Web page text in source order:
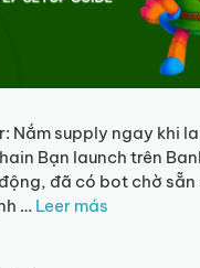
Nắm supply ngay khi
Bạn launch trên
đã có bot chờ sẵn
… Leer más